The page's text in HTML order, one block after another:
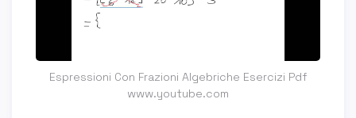
Espressioni Con Frazioni Algebriche Esercizi Pdf
www.youtube.com